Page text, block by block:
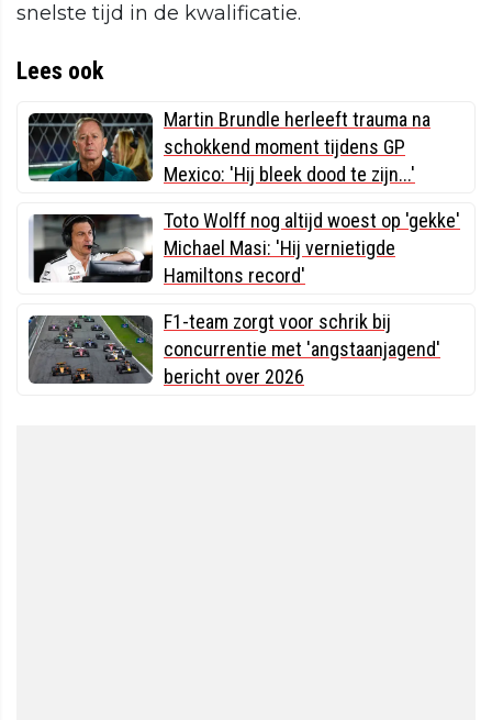
snelste tijd in de kwalificatie.
Lees ook
Martin Brundle herleeft trauma na
schokkend moment tijdens GP
Mexico: 'Hij bleek dood te zijn...'
Toto Wolff nog altijd woest op 'gekke'
Michael Masi: 'Hij vernietigde
Hamiltons record'
F1-team zorgt voor schrik bij
concurrentie met 'angstaanjagend'
bericht over 2026